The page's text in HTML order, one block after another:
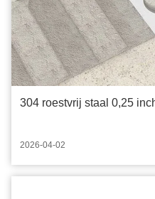
304 roestvrij staal 0,25
2026-04-02